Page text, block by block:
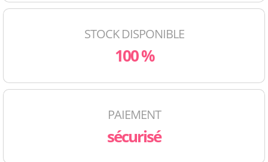
STOCK DISPONIBLE
100 %
PAIEMENT
sécurisé